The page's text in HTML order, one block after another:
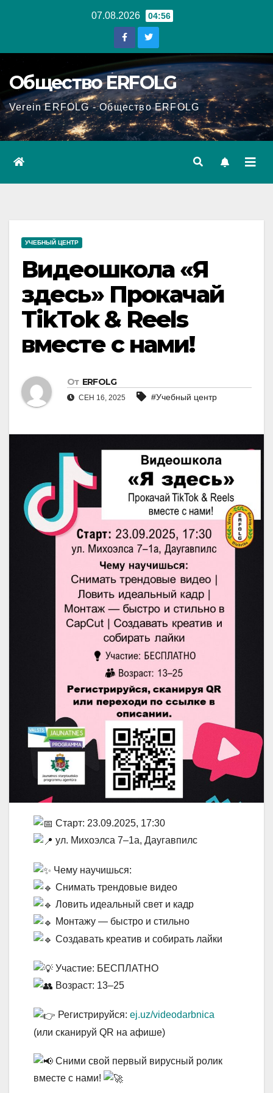
07.08.2026 04:56
Общество ERFOLG
Verein ERFOLG - Общество ERFOLG
УЧЕБНЫЙ ЦЕНТР
Видеошкола «Я
здесь» Прокачай
TikTok & Reels
вместе с нами!
От ERFOLG
СЕН 16, 2025 #Учебный центр
Старт: 23.09.2025, 17:30
ул. Михоэлса 7–1а, Даугавпилс
Чему научишься:
Снимать трендовые видео
Ловить идеальный свет и кадр
Монтажу — быстро и стильно
Создавать креатив и собирать лайки
Участие: БЕСПЛАТНО
Возраст: 13–25
Регистрируйся: ej.uz/videodarbnica
(или сканируй QR на афише)
Сними свой первый вирусный ролик
вместе с нами!